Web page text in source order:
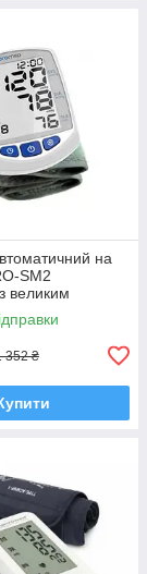
на
SM2
великим
352 ₴